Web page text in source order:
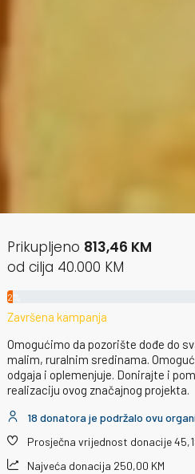
Prikupljeno 813,46 KM
od cilja 40.000 KM
2%
Završena kampanja
Omogućimo da pozorište dođe do
malim, ruralnim sredinama.
odgaja i oplemenjuje. Donirajte i
realizaciju ovog značajnog projekta.
18 donatora je podržalo ovu
Prosječna vrijednost donacije
Najveća donacija 250,00 KM